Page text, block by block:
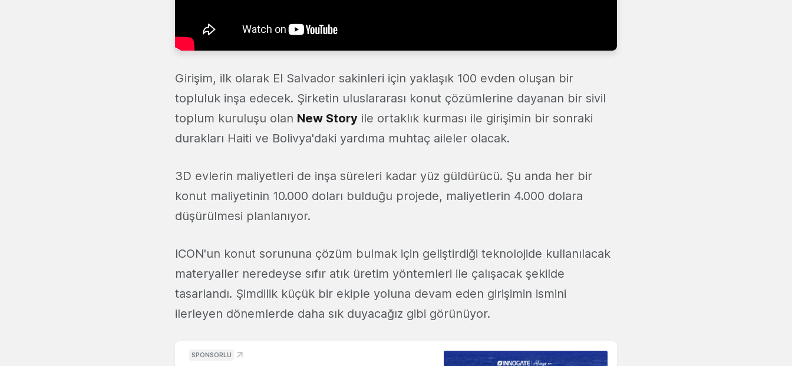
Girişim, ilk olarak El Salvador sakinleri için yaklaşık 100 evden oluşan bir
topluluk inşa edecek. Şirketin uluslararası konut çözümlerine dayanan bir sivil
toplum kuruluşu olan New Story ile ortaklık kurması ile girişimin bir sonraki
durakları Haiti ve Bolivya'daki yardıma muhtaç aileler olacak.
3D evlerin maliyetleri de inşa süreleri kadar yüz güldürücü. Şu anda her bir
konut maliyetinin 10.000 doları bulduğu projede, maliyetlerin 4.000 dolara
düşürülmesi planlanıyor.
ICON'un konut sorununa çözüm bulmak için geliştirdiği teknolojide kullanılacak
materyaller neredeyse sıfır atık üretim yöntemleri ile çalışacak şekilde
tasarlandı. Şimdilik küçük bir ekiple yoluna devam eden girişimin ismini
ilerleyen dönemlerde daha sık duyacağız gibi görünüyor.
SPONSORLU